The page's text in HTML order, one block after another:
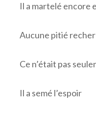
Il a martelé encore
Aucune pitié
Ce n’était pas
Il a semé l’espoir